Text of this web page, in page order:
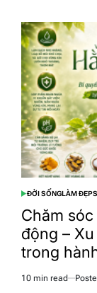
POSTED
IN
ĐỜI SỐNGLÀM ĐẸP
Chăm
động –
trong
cuộc sống
Estimated
10 min read